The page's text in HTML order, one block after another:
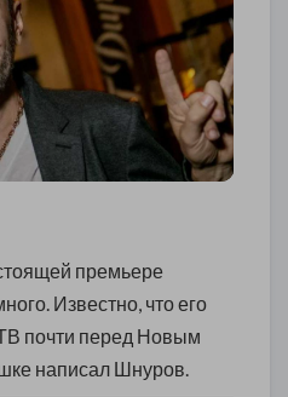
премьере
Известно, что его
почти перед Новым
написал Шнуров.